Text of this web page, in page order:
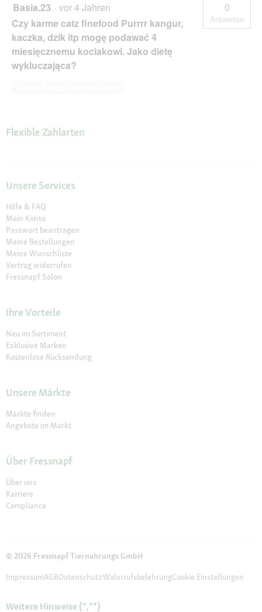
Basia.23 · vor 4 Jahren
Czy karme catz finefood Purrrr kangur,
kaczka, dzik itp mogę podawać 4
miesięcznemu kociakowi. Jako dietę
wykluczająca?
0
Antworten
Flexible Zahlarten
Unsere Services
Hilfe & FAQ
Mein Konto
Passwort beantragen
Meine Bestellungen
Meine Wunschliste
Vertrag widerrufen
Fressnapf Salon
Ihre Vorteile
Neu im Sortiment
Exklusive Marken
Kostenlose Rücksendung
Unsere Märkte
Märkte finden
Angebote im Markt
Über Fressnapf
Über uns
Karriere
Compliance
© 2026 Fressnapf Tiernahrungs GmbH
ImpressumAGBDatenschutzWiderrufsbelehrungCookie Einstellungen
Weitere Hinweise (*,**)